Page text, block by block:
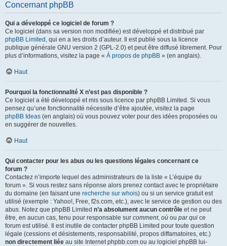
Concernant phpBB
Qui a développé ce logiciel de forum ?
Ce logiciel (dans sa version non modifiée) est développé et distribué par
phpBB Limited , qui en a les droits d’auteur. Il est publié sous la licence
publique générale GNU version 2 (GPL-2.0) et peut être diffusé librement. Pour
plus d’informations, visitez la page « À propos de phpBB » (en anglais).
Haut
Pourquoi la fonctionnalité X n’est pas disponible ?
Ce logiciel a été développé et mis sous licence par phpBB Limited. Si vous
pensez qu’une fonctionnalité nécessite d’être ajoutée, visitez la page
phpBB Ideas (en anglais) où vous pouvez voter pour des idées proposées ou
en suggérer de nouvelles.
Haut
Qui contacter pour les abus ou les questions légales concernant ce
forum ?
Contactez n’importe lequel des administrateurs de la liste « L’équipe du
forum ». Si vous restez sans réponse alors prenez contact avec le propriétaire
du domaine (en faisant une recherche sur whois) ou si un service gratuit est
utilisé (exemple : Yahoo!, Free, f2s.com, etc.), avec le service de gestion ou des
abus. Notez que phpBB Limited n’a absolument aucun contrôle et ne peut
être, en aucun cas, tenu pour responsable sur comment, où ou par qui ce
forum est utilisé. Il est inutile de contacter phpBB Limited pour toute question
légale (cessions et désistements, responsabilité, propos diffamatoires, etc.)
non directement liée au site Internet phpbb.com ou au logiciel phpBB lui-